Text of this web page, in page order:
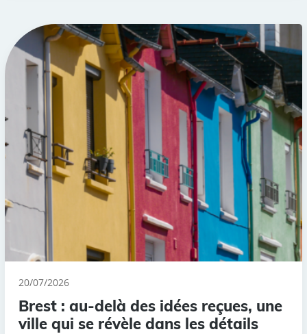
20/07/2026
Brest : au-delà des idées reçues, une
ville qui se révèle dans les détails